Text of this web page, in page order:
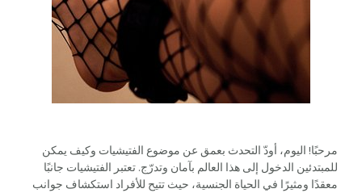
مرحبًا! اليوم، أودّ التحدث بعمق عن موضوع الفتيشيات وكيف يمكن
للمبتدئين الدخول إلى هذا العالم بآمان وتدرّج. تعتبر الفتيشيات جانبًا
معقدًا ومثيرًا في الحياة الجنسية، حيث تتيح للأفراد استكشاف جوانب